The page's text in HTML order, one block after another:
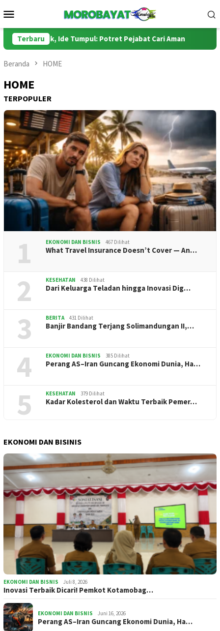
ke
Mobile
Terbaru
Empuk, Ide Tumpul: Potret Pejabat Cari Aman
Beranda HOME
HOME
TERPOPULER
1 EKONOMI DAN BISNIS 467 Dilihat
What Travel Insurance Doesn’t Cover — An…
2 KESEHATAN 438 Dilihat
Dari Keluarga Teladan hingga Inovasi Dig…
3 BERITA 431 Dilihat
Banjir Bandang Terjang Solimandungan II,…
4 EKONOMI DAN BISNIS 385 Dilihat
Perang AS–Iran Guncang Ekonomi Dunia, Ha…
5 KESEHATAN 379 Dilihat
Kadar Kolesterol dan Waktu Terbaik Pemer…
EKONOMI DAN BISINIS
EKONOMI DAN BISNIS Juli 8, 2026
Inovasi Terbaik Dicari! Pemkot Kotamobag…
EKONOMI DAN BISNIS Juni 16, 2026
Perang AS–Iran Guncang Ekonomi Dunia, Ha…